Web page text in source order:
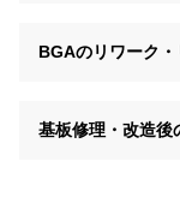
BGAのリワーク
基板修理・改造後